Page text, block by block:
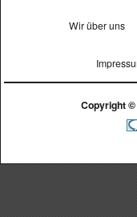
Wir über uns
Copyright ©